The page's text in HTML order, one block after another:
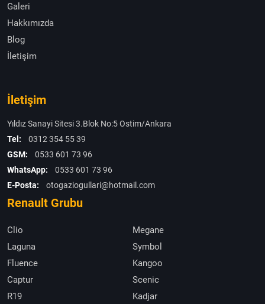
Galeri
Hakkımızda
Blog
İletişim
İletişim
Yıldız Sanayi Sitesi 3.Blok No:5 Ostim/Ankara
Tel:
0312 354 55 39
GSM:
0533 601 73 96
WhatsApp:
0533 601 73 96
E-Posta:
otogaziogullari@hotmail.com
Renault Grubu
Clio
Megane
Laguna
Symbol
Fluence
Kangoo
Captur
Scenic
R19
Kadjar